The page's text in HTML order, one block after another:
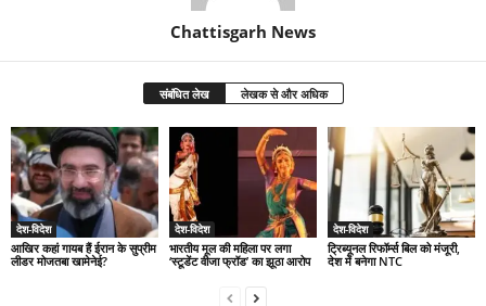
Chattisgarh News
संबंधित लेख लेखक से और अधिक
देश-विदेश
आखिर कहां गायब हैं ईरान के सुप्रीम
लीडर मोजतबा खामेनेई?
देश-विदेश
भारतीय मूल की महिला पर लगा
‘स्टूडेंट वीजा फ्रॉड’ का झूठा आरोप
देश-विदेश
ट्रिब्यूनल रिफॉर्म्स बिल को मंजूरी,
देश में बनेगा NTC